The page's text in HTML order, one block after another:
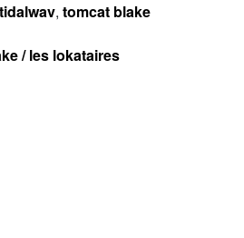
tidalwav, tomcat blake
/ les lokataires